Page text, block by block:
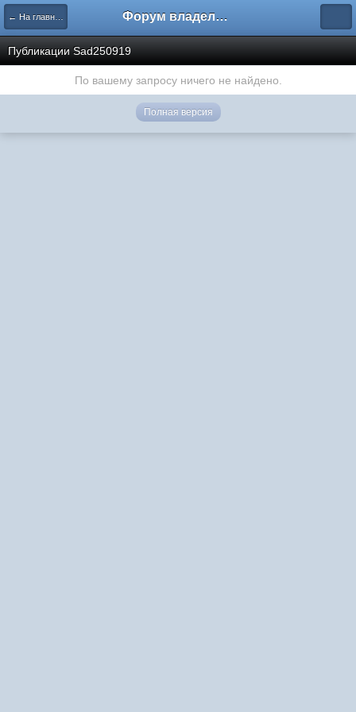
← На главную Форум владельцев интернет-магазинов
Публикации Sad250919
По вашему запросу ничего не найдено.
Полная версия